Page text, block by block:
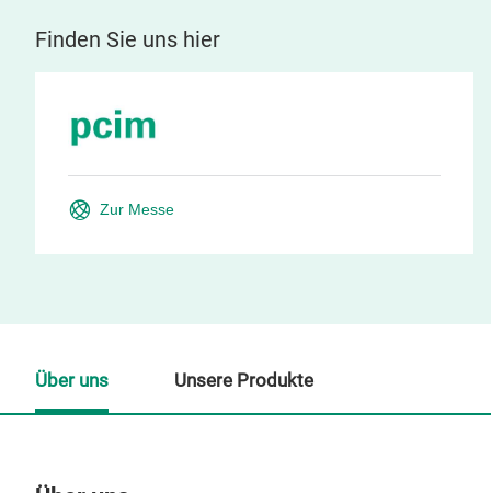
Finden Sie uns hier
Zur Messe
Über uns Unsere Produkte